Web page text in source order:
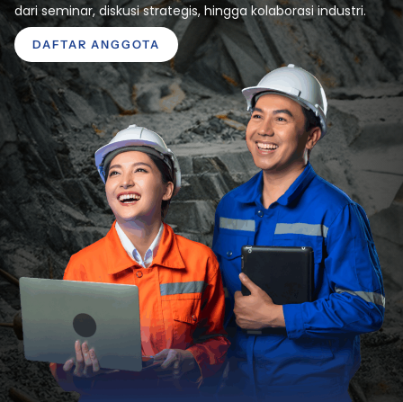
dari seminar, diskusi strategis, hingga kolaborasi industri.
DAFTAR ANGGOTA